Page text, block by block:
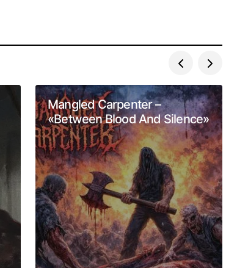
Mangled Carpenter –
«Between Blood And Silence»